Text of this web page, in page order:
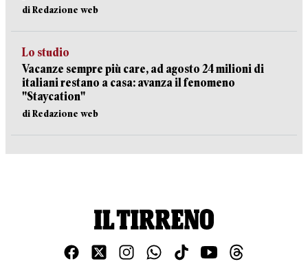
di Redazione web
Lo studio
Vacanze sempre più care, ad agosto 24 milioni di
italiani restano a casa: avanza il fenomeno
"Staycation"
di Redazione web